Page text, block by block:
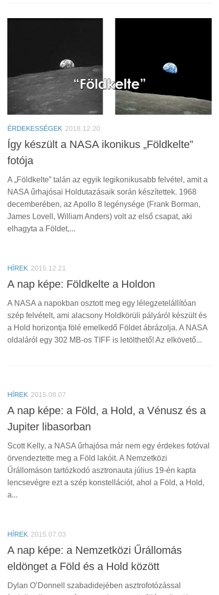
ÉRDEKESSÉGEK 2018.12.20
Így készült a NASA ikonikus „Földkelte”
fotója
A „Földkelte” talán az egyik legikonikusabb felvétel, amit a
NASA űrhajósai Holdutazásaik során készítettek. 1968
decemberében, az Apollo 8 legénysége (Frank Borman,
James Lovell, William Anders) volt az első csapat, aki
elhagyta a Földet,...
HÍREK 2015.12.21
A nap képe: Földkelte a Holdon
A NASA a napokban osztott meg egy lélegzetelállítóan
szép felvételt, ami alacsony Holdkörüli pályáról készült és
a Hold horizontja fölé emelkedő Földet ábrázolja. A NASA
oldaláról egy 302 MB-os TIFF is letölthető! Az elkövető...
HÍREK 2015.08.07
A nap képe: a Föld, a Hold, a Vénusz és a
Jupiter libasorban
Scott Kelly, a NASA űrhajósa már nem egy érdekes fotóval
örvendeztette meg a Föld lakóit. A Nemzetközi
Űrállomáson tartózkodó asztronauta július 19-én kapta
lencsevégre ezt a szép konstellációt, ahol a Föld, a Hold,
a...
HÍREK 2015.07.03
A nap képe: a Nemzetközi Űrállomás
eldönget a Föld és a Hold között
Dylan O’Donnell szabadidejében asztrofotózással